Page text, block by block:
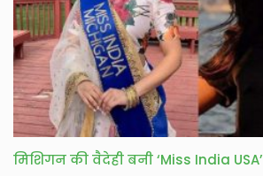
मिशिगन की वैदेही बनी ‘Miss India USA’